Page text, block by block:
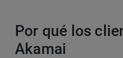
Por qué los
Akamai